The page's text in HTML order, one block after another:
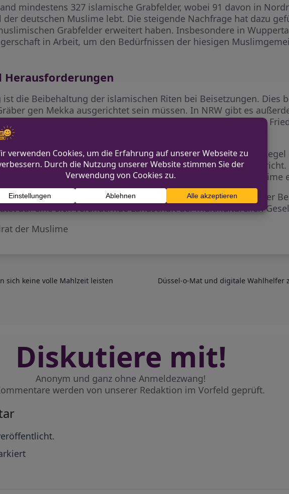
mindestens 327 islamische Grabfelder, wobei 91 davon in
deutschen Muslime lebt. Die steigende Nachfrage hat dazu
Grabfelder erweitert haben. Insbesondere in
in Arbeit, um den Bedürfnissen der hiesigen
Herausforderungen
ist die Beibehaltung der islamischen Riten bei Beisetzungen. Dies
gen Mekka ausgerichtet sein müssen. In NRW gibt es
die Bestattung im traditionellen Leinentuch ermöglicht. Viele
rituelle Waschung der Toten an.
zu meistern. In Deutschland dürfen Grabstätten in der Regel
dem islamischen Konzept der dauerhaften Grabruhe widerspricht.
von 48 Stunden vor der Beerdigung stellt für viele Muslime
Interesse und eine zunehmende Akzeptanz muslimischer
auf eine sich verändernde Landschaft der multikulturellen
der Muslime
sich keine volle Mahlzeit leisten
Düssel-o-Mat und digitale Wahlhelfer
Diskutiere mit!
Anonym und ganz ohne Anmeldezwang!
werden von unserer Redaktion im Vorfeld geprüft.